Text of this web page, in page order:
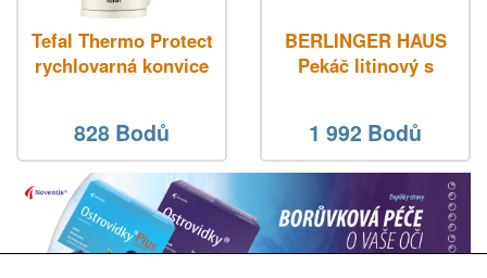
Tefal Thermo Protect
rychlovarná konvice
828 Bodů
BERLINGER HAUS
Pekáč litinový s
6497
1 992 Bodů